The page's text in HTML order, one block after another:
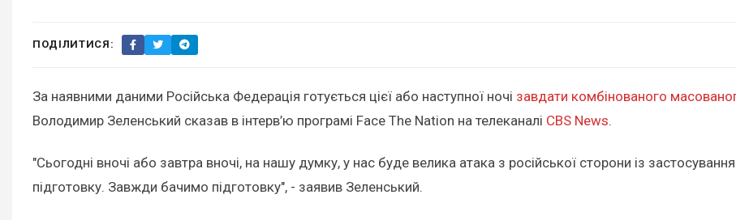
ПОДІЛИТИСЯ:
За наявними даними Російська Федерація готується цієї або наступної ночі завдати комбінованого
Володимир Зеленський сказав в інтерв’ю програмі Face The Nation на телеканалі CBS News.
"Сьогодні вночі або завтра вночі, на нашу думку, у нас буде велика атака з російської сторони із
підготовку. Завжди бачимо підготовку", - заявив Зеленський.